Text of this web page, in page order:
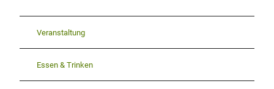
Veranstaltung
Essen & Trinken